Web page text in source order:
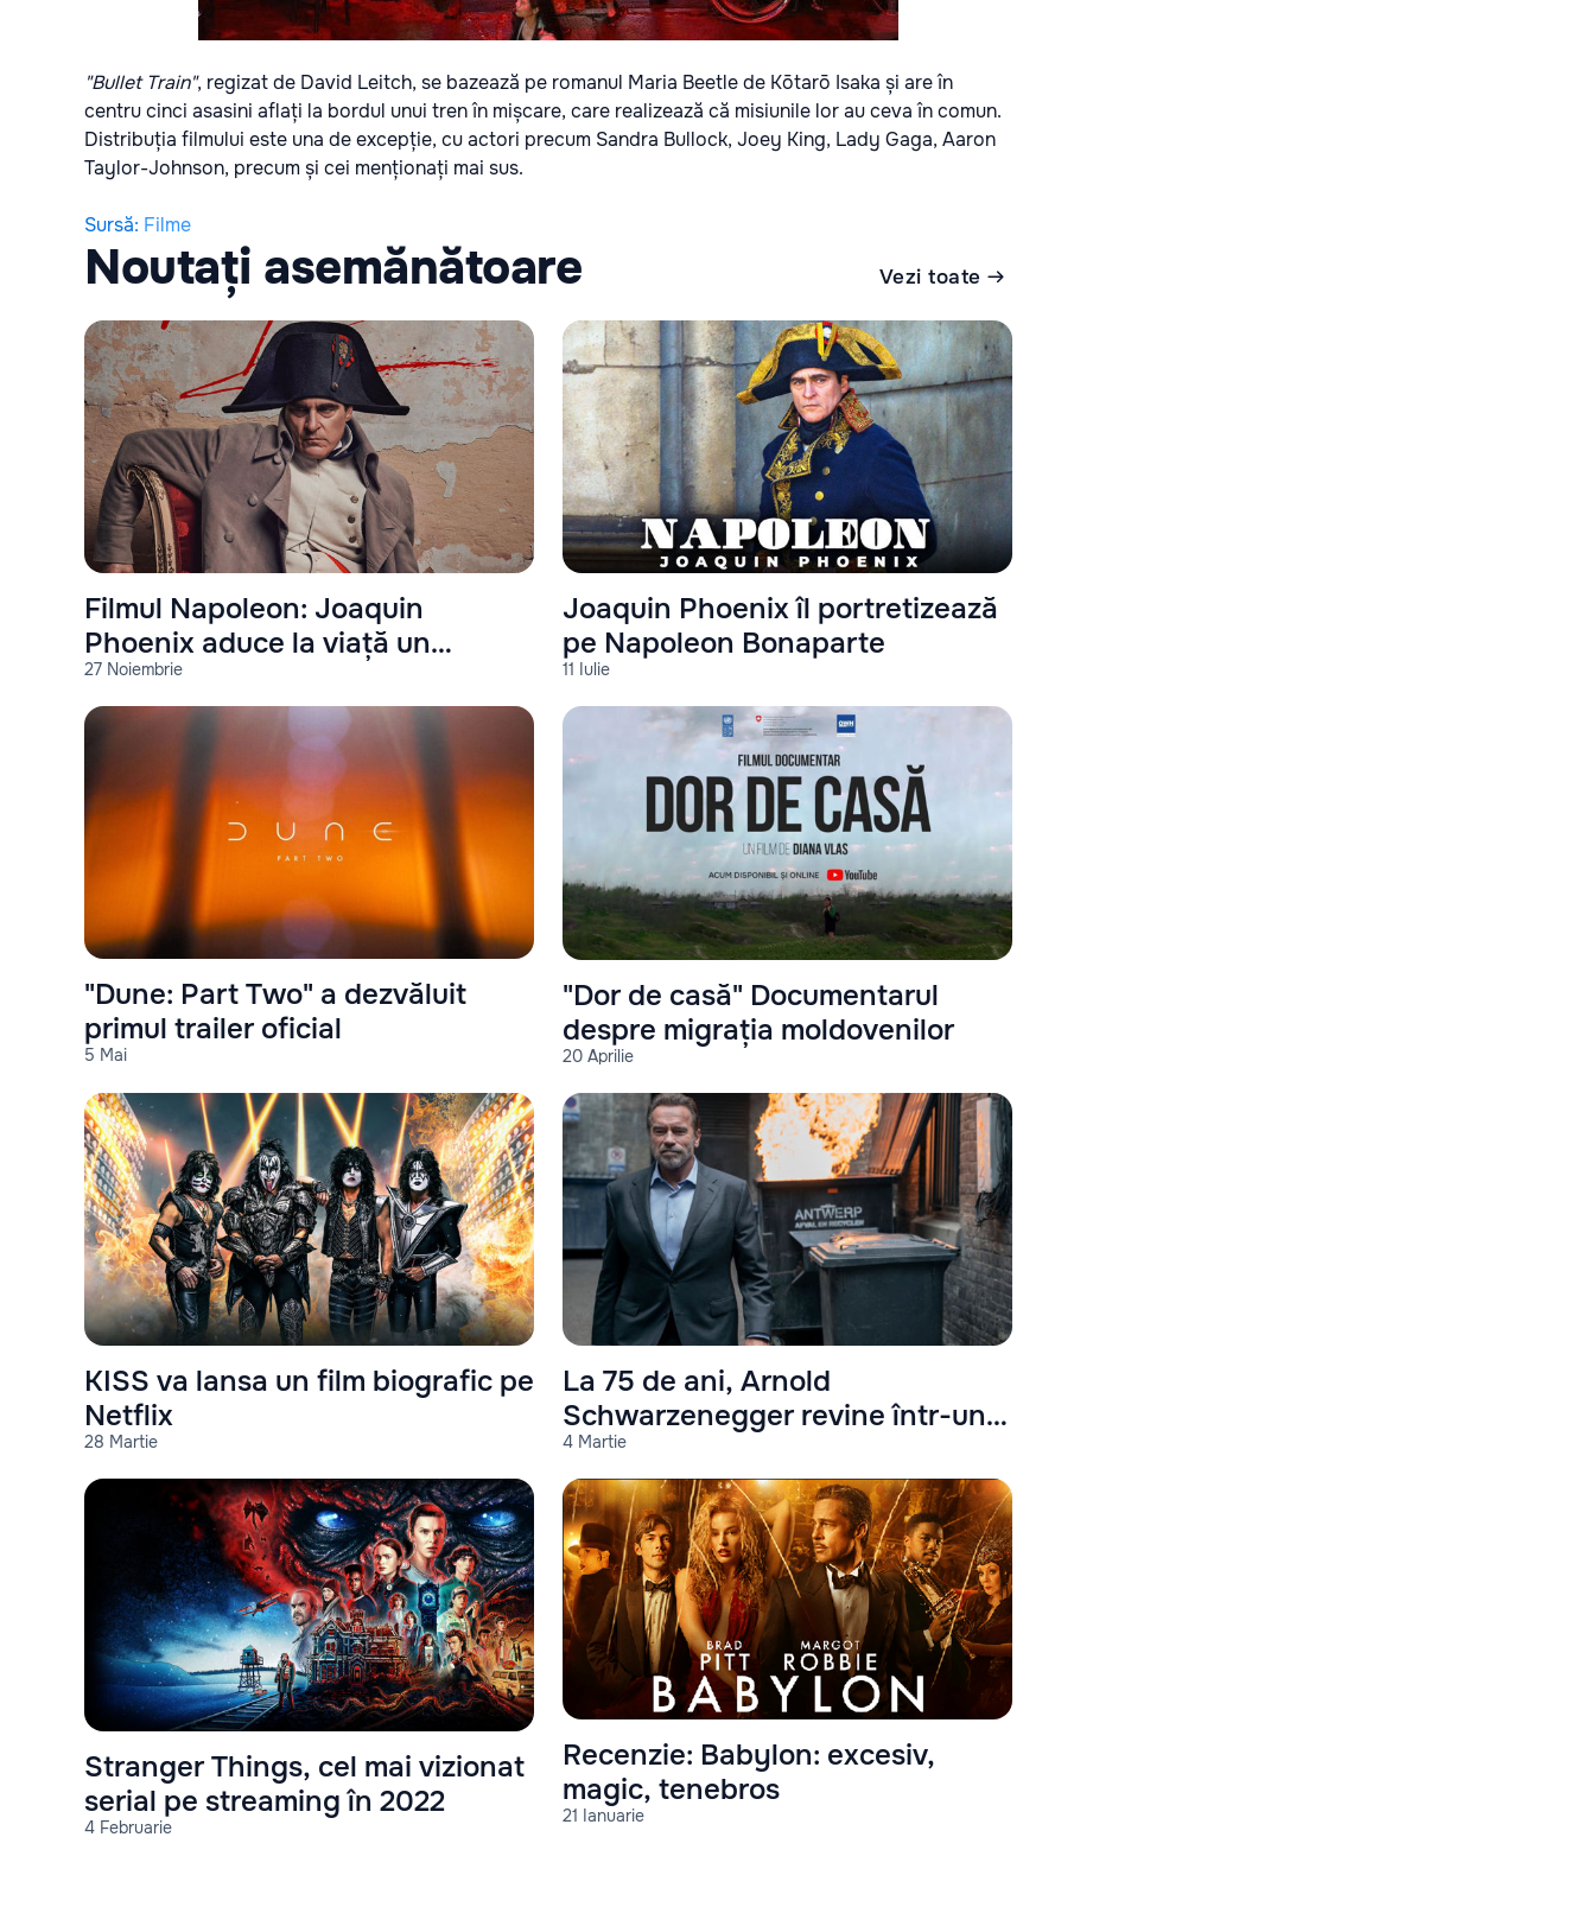
"Bullet Train", regizat de David Leitch, se bazează pe romanul Maria Beetle de Kōtarō Isaka și are în
centru cinci asasini aflați la bordul unui tren în mișcare, care realizează că misiunile lor au ceva în comun.
Distribuția filmului este una de excepție, cu actori precum Sandra Bullock, Joey King, Lady Gaga, Aaron
Taylor-Johnson, precum și cei menționați mai sus.
Sursă: Filme
Noutați asemănătoare Vezi toate
27 Noiembrie
Filmul Napoleon: Joaquin
Phoenix aduce la viață un
spectacol istoric
11 Iulie
Joaquin Phoenix îl portretizează
pe Napoleon Bonaparte
5 Mai
"Dune: Part Two" a dezvăluit
primul trailer oficial
20 Aprilie
"Dor de casă" Documentarul
despre migrația moldovenilor
28 Martie
KISS va lansa un film biografic pe
Netflix
4 Martie
La 75 de ani, Arnold
Schwarzenegger revine într-un
rol de acțiune
4 Februarie
Stranger Things, cel mai vizionat
serial pe streaming în 2022
21 Ianuarie
Recenzie: Babylon: excesiv,
magic, tenebros